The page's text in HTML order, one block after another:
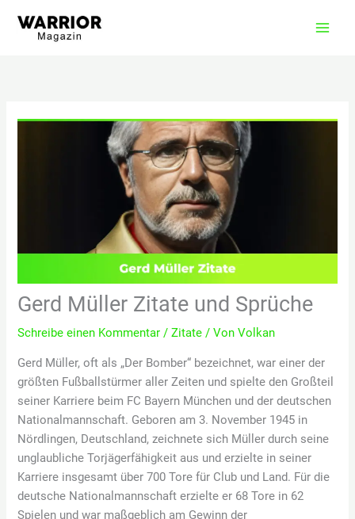
Inhalt
Gerd Müller Zitate und Sprüche
Schreibe einen Kommentar /Zitate / VonVolkan
Gerd Müller, oft als „Der Bomber“ bezeichnet, war einer der
größten Fußballstürmer aller Zeiten und spielte den Großteil
seiner Karriere beim FC Bayern München und der deutschen
Nationalmannschaft. Geboren am 3. November 1945 in
Nördlingen, Deutschland, zeichnete sich Müller durch seine
unglaubliche Torjägerfähigkeit aus und erzielte in seiner
Karriere insgesamt über 700 Tore für Club und Land. Für die
deutsche Nationalmannschaft erzielte er 68 Tore in 62
Spielen und war maßgeblich am Gewinn der